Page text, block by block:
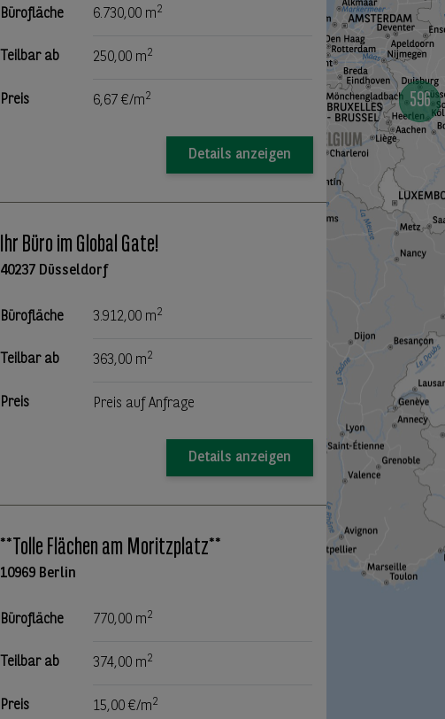
Bürofläche 6.730,00 m2
Teilbar ab 250,00 m2
Preis 6,67 €/m2
Details anzeigen
Ihr Büro im Global Gate!
40237 Düsseldorf
Bürofläche 3.912,00 m2
Teilbar ab 363,00 m2
Preis Preis auf Anfrage
Details anzeigen
**Tolle Flächen am Moritzplatz**
10969 Berlin
Bürofläche 770,00 m2
Teilbar ab 374,00 m2
Preis 15,00 €/m2